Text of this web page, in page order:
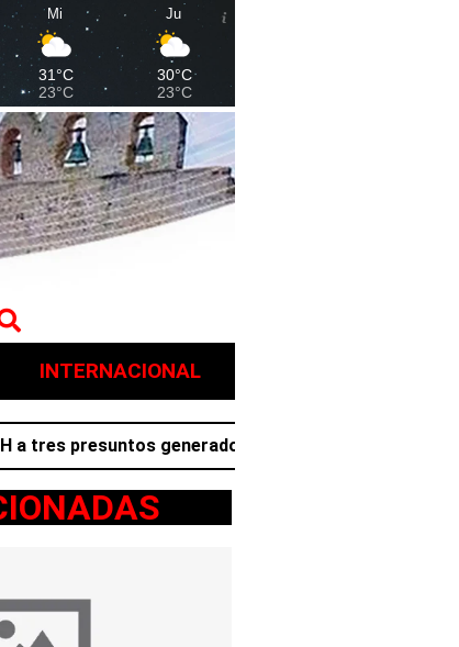
Mi
31°C
23°C
Ju
30°C
23°C
INTERNACIONAL
presuntos generadores de violencia en Villa de